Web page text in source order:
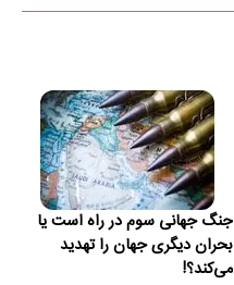
جنگ جهانی سوم در راه است یا
بحران دیگری جهان را تهدید
می‌کند؟!